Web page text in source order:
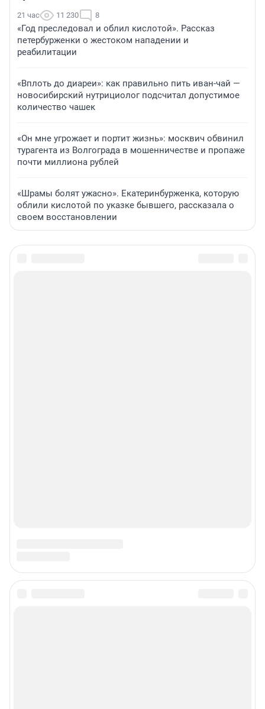
21 час 11 230 8
«Год преследовал и облил кислотой». Рассказ
петербурженки о жестоком нападении и
реабилитации
«Вплоть до диареи»: как правильно пить иван-чай —
новосибирский нутрициолог подсчитал допустимое
количество чашек
«Он мне угрожает и портит жизнь»: москвич обвинил
турагента из Волгограда в мошенничестве и пропаже
почти миллиона рублей
«Шрамы болят ужасно». Екатеринбурженка, которую
облили кислотой по указке бывшего, рассказала о
своем восстановлении